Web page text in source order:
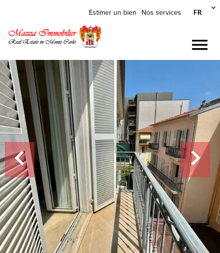
Estimer un bien Nos services FR